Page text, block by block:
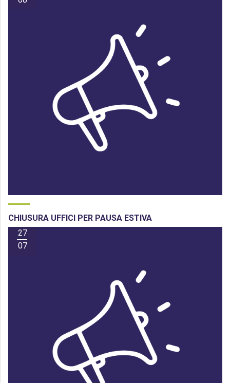
CHIUSURA UFFICI PER PAUSA ESTIVA
27
07